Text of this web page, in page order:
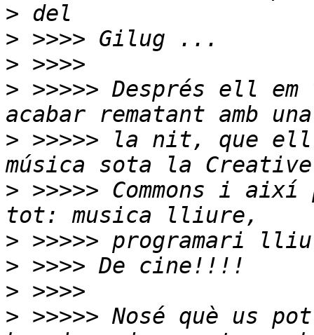
>
>
>
> >>>>> Després ell
> >>>>> la nit, que ell
> >>>>> Commons i
>
>
>
> >>>>> Nosé què us